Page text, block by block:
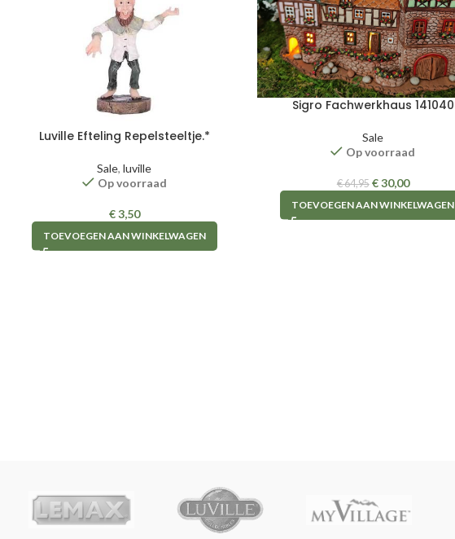
Luville Efteling Repelsteeltje.*
Sale,luville
Op voorraad
€3,50
TOEVOEGEN AAN WINKELWAGEN
Sigro Fachwerkhaus 141040
Sale
Op voorraad
€64,95 €30,00
TOEVOEGEN AAN WINKELWAGEN